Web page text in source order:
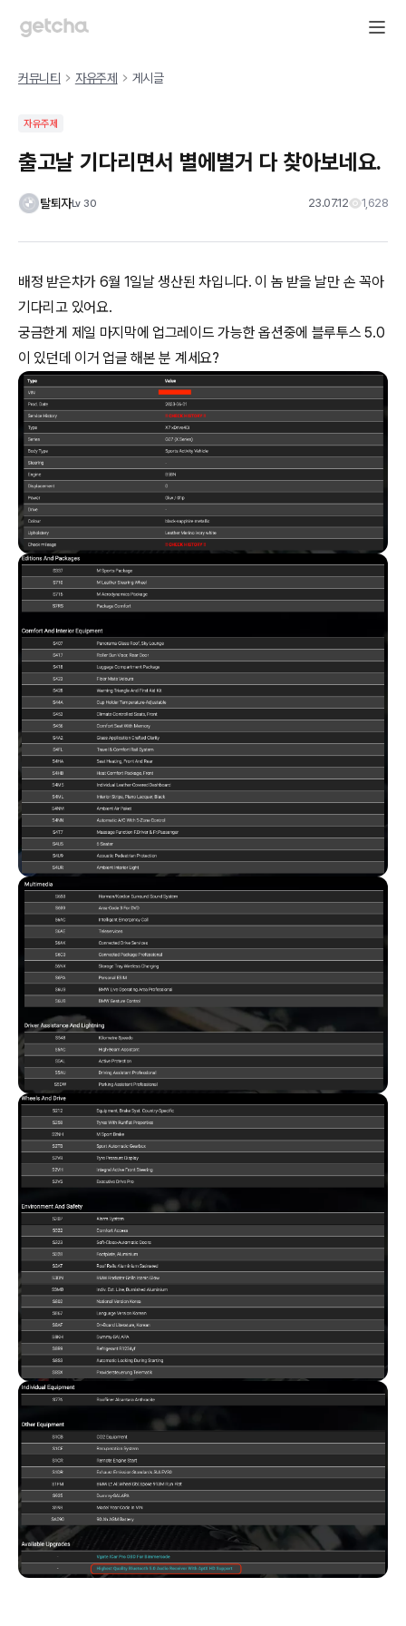
커뮤니티 자유주제 게시글
자유주제
출고날 기다리면서 별에별거 다 찾아보네요.
탈퇴자Lv30 23.07.12 1,628
배정 받은차가 6월 1일날 생산된 차입니다. 이 놈 받을 날만 손 꼭아
기다리고 있어요.
궁금한게 제일 마지막에 업그레이드 가능한 옵션중에 블루투스 5.0
이 있던데 이거 업글 해본 분 계세요?